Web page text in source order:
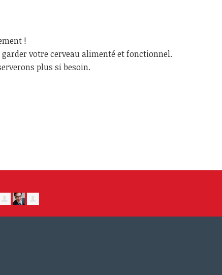
!
garder votre cerveau alimenté et fonctionnel.
plus si besoin.